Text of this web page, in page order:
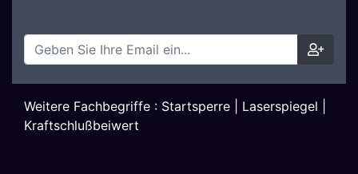
Weitere Fachbegriffe : Startsperre Laserspiegel
Kraftschlußbeiwert